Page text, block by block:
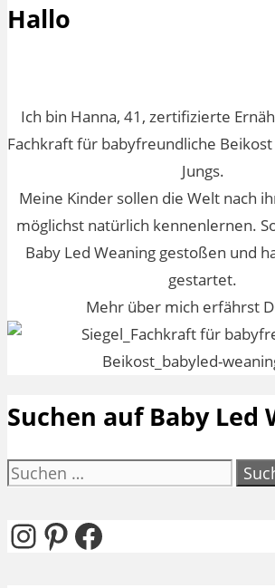
Hallo
Ich bin Hanna, 41, zertifizierte
Fachkraft für babyfreundliche
Jungs.
Meine Kinder sollen die Welt nach
möglichst natürlich kennenlernen.
Baby Led Weaning gestoßen und
gestartet.
Mehr über mich erfährst
Suchen auf Baby Led
Suchen
Instagram
Pinterest
Facebook